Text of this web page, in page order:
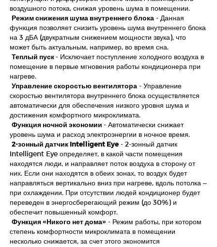
воздушного потока, снижая уровень шума в помещении.
Режим снижения шума внутреннего блока - Данная
функция позволяет снизить уровень шума внутреннего блока
на 3 дБА (двукратным снижением мощности звука), что
может быть актуальным, например, во время сна.
Теплый пуск- Исключает поступление холодного воздуха в
помещение в первые мгновения работы кондиционера при
нагреве.
Управление скоростью вентилятора - Управление
скоростью вентилятора внутреннего блока осуществляется
автоматически для обеспечения низкого уровня шума и
достижения комфортного микроклимата.
Функция ночной экономии - Автоматически снижает
уровень шума и расход электроэнергии в ночное время.
2-зонный датчик Intelligent Eye - 2-зонный датчик
Intelligent Eye определяет, в какой части помещения
находятся люди, и направляет поток воздуха в сторону от
них. Если они находятся в обеих зонах, то воздух будет
направляться вертикально вниз при нагреве, вдоль потолка –
при охлаждении. При отсутствии людей кондиционер будет
переведен в энергосберегающий режим (до 30%) и
обеспечит повышенный комфорт.
Функция «Никого нет дома» - Режим работы, при котором
степень комфортности микроклимата в помещении
несколько снижается, за счет этого экономится